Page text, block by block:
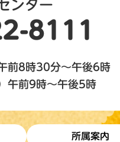
ンター
8111
前8時30分～午後6時
午前9時～午後5時
所属案内